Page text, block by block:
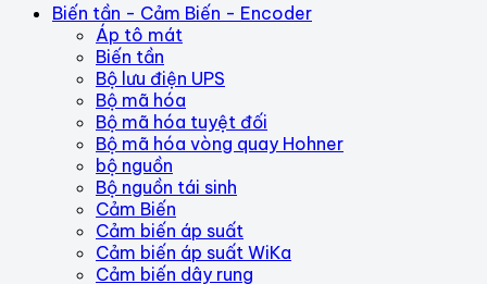
Biến tần - Cảm Biến - Encoder
Áp tô mát
Biến tần
Bộ lưu điện UPS
Bộ mã hóa
Bộ mã hóa tuyệt đối
Bộ mã hóa vòng quay Hohner
bộ nguồn
Bộ nguồn tái sinh
Cảm Biến
Cảm biến áp suất
Cảm biến áp suất WiKa
Cảm biến dây rung